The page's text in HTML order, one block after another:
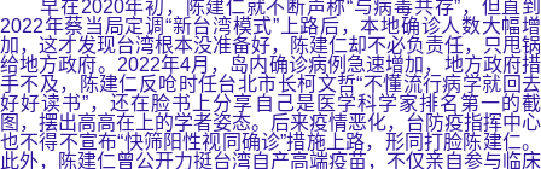
早在2020年初，陈建仁就不断声称“与病毒共存”，但直到
2022年蔡当局定调“新台湾模式”上路后，本地确诊人数大幅增
加，这才发现台湾根本没准备好，陈建仁却不必负责任，只甩锅
给地方政府。2022年4月，岛内确诊病例急速增加，地方政府措
手不及，陈建仁反呛时任台北市长柯文哲“不懂流行病学就回去
好好读书”，还在脸书上分享自己是医学科学家排名第一的截
图，摆出高高在上的学者姿态。后来疫情恶化，台防疫指挥中心
也不得不宣布“快筛阳性视同确诊”措施上路，形同打脸陈建仁。
此外，陈建仁曾公开力挺台湾自产高端疫苗，不仅亲自参与临床